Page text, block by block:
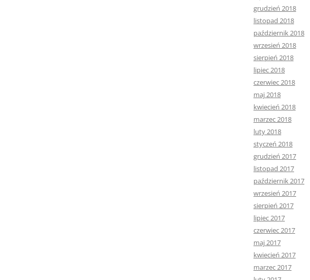
grudzień 2018
listopad 2018
październik 2018
wrzesień 2018
sierpień 2018
lipiec 2018
czerwiec 2018
maj 2018
kwiecień 2018
marzec 2018
luty 2018
styczeń 2018
grudzień 2017
listopad 2017
październik 2017
wrzesień 2017
sierpień 2017
lipiec 2017
czerwiec 2017
maj 2017
kwiecień 2017
marzec 2017